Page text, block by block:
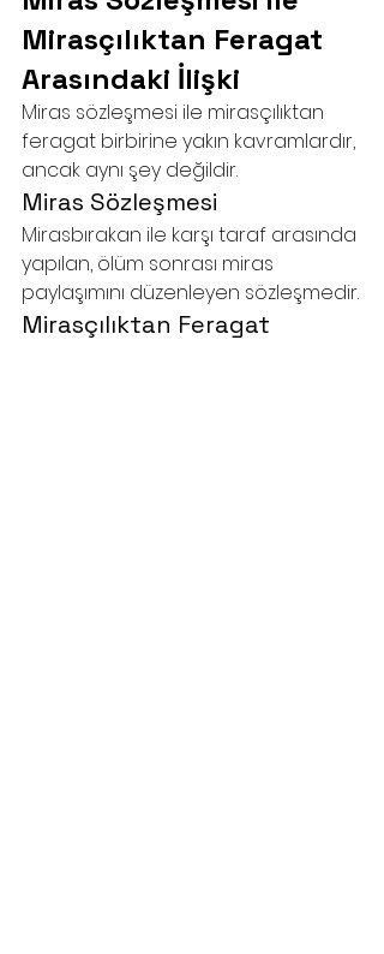
Mirasçılıktan Feragat
Arasındaki İlişki
Miras sözleşmesi ile mirasçılıktan
feragat birbirine yakın kavramlardır,
ancak aynı şey değildir.
Miras Sözleşmesi
Mirasbırakan ile karşı taraf arasında
yapılan, ölüm sonrası miras
paylaşımını düzenleyen sözleşmedir.
Mirasçılıktan Feragat